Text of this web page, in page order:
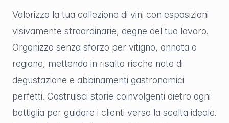
Valorizza la tua collezione di vini con esposizioni
visivamente straordinarie, degne del tuo lavoro.
Organizza senza sforzo per vitigno, annata o
regione, mettendo in risalto ricche note di
degustazione e abbinamenti gastronomici
perfetti. Costruisci storie coinvolgenti dietro ogni
bottiglia per guidare i clienti verso la scelta ideale.